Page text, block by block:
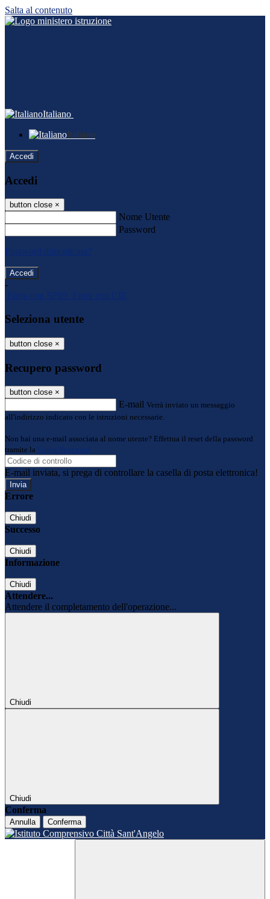
Salta al contenuto
Italiano
Italiano
Accedi
Accedi
button close ×
Nome Utente
Password
Password dimenticata?
-
Entra con SPID
Entra con CIE
Seleziona utente
button close ×
Recupero password
button close ×
E-mail Verrà inviato un messaggio
all'indirizzo indicato con le istruzioni necessarie.
Non hai una e-mail associata al nome utente? Effettua il reset della password
tramite la
Login Spaggiari
E-mail inviata, si prega di controllare la casella di posta elettronica!
Errore
Chiudi
Successo
Chiudi
Informazione
Chiudi
Attendere...
Attendere il completamento dell'operazione...
Chiudi
Chiudi
Conferma
Annulla Conferma